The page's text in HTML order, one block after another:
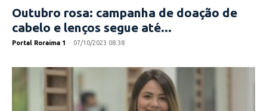
Outubro rosa: campanha de doação de
cabelo e lenços segue até...
Portal Roraima 1 - 07/10/2023 08:38